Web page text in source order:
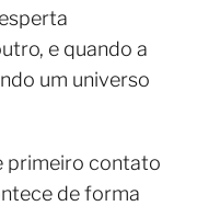
e quando a
um universo
primeiro contato
de forma